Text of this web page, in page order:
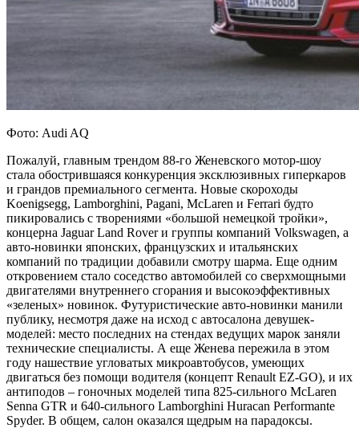
Фото: Audi AQ
Пожалуй, главным трендом 88-го Женевского мотор-шоу
стала обострившаяся конкуренция эксклюзивных гиперкаров
и грандов премиального сегмента. Новые скороходы
Koenigsegg, Lamborghini, Pagani, McLaren и Ferrari будто
пикировались с творениями «большой немецкой тройки»,
концерна Jaguar Land Rover и группы компаний Volkswagen, а
авто-новинки японских, французских и итальянских
компаний по традиции добавили смотру шарма. Еще одним
откровением стало соседство автомобилей со сверхмощными
двигателями внутреннего сгорания и высокоэффективных
«зеленых» новинок. Футуристические авто-новинки манили
публику, несмотря даже на исход с автосалона девушек-
моделей: место последних на стендах ведущих марок заняли
технические специалисты. А еще Женева пережила в этом
году нашествие угловатых микроавтобусов, умеющих
двигаться без помощи водителя (концепт Renault EZ-GO), и их
антиподов – гоночных моделей типа 825-сильного McLaren
Senna GTR и 640-сильного Lamborghini Huracan Performante
Spyder. В общем, салон оказался щедрым на парадоксы.